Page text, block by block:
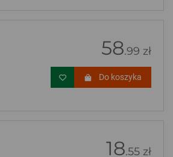
58.99 zł
Do koszyka
18.55 zł